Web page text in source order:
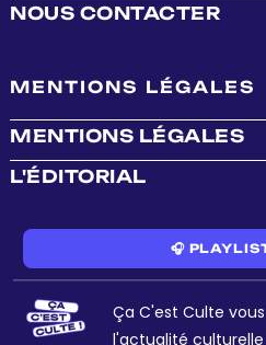
NOUS CONTACTER
MENTIONS LÉGALES
MENTIONS LÉGALES
L'ÉDITORIAL
🎧
Ça C'est Culte
l'actualité culturelle